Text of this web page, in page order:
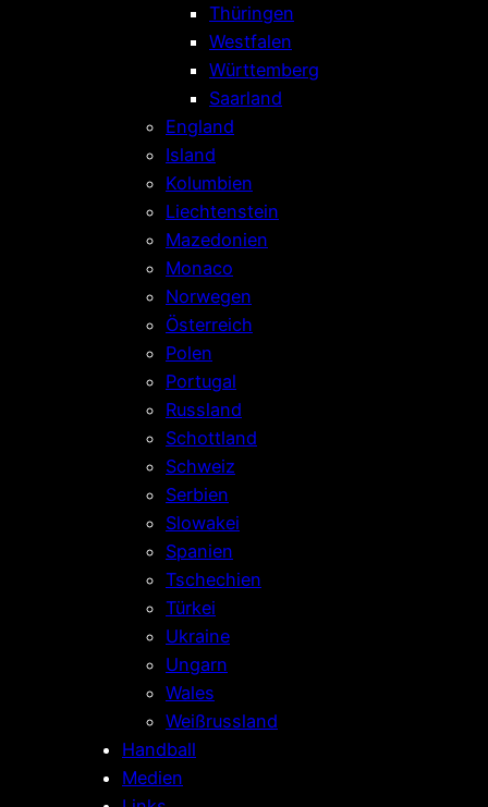
Thüringen
Westfalen
Württemberg
Saarland
England
Island
Kolumbien
Liechtenstein
Mazedonien
Monaco
Norwegen
Österreich
Polen
Portugal
Russland
Schottland
Schweiz
Serbien
Slowakei
Spanien
Tschechien
Türkei
Ukraine
Ungarn
Wales
Weißrussland
Handball
Medien